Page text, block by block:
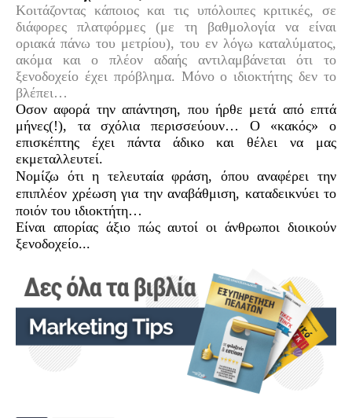
Κοιτάζοντας κάποιος και τις υπόλοιπες κριτικές, σε
διάφορες πλατφόρμες (με τη βαθμολογία να είναι
οριακά πάνω του μετρίου), του εν λόγω καταλύματος,
ακόμα και ο πλέον αδαής αντιλαμβάνεται ότι το
ξενοδοχείο έχει πρόβλημα. Μόνο ο ιδιοκτήτης δεν το
βλέπει…
Οσον αφορά την απάντηση, που ήρθε μετά από επτά
μήνες(!), τα σχόλια περισσεύουν… Ο «κακός» ο
επισκέπτης έχει πάντα άδικο και θέλει να μας
εκμεταλλευτεί.
Νομίζω ότι η τελευταία φράση, όπου αναφέρει την
επιπλέον χρέωση για την αναβάθμιση, καταδεικνύει το
ποιόν του ιδιοκτήτη…
Είναι απορίας άξιο πώς αυτοί οι άνθρωποι διοικούν
ξενοδοχείο...